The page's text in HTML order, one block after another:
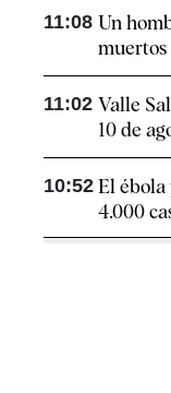
11:08 Un
muertos
11:02 Valle
10 de
10:52 El ébola
4.000